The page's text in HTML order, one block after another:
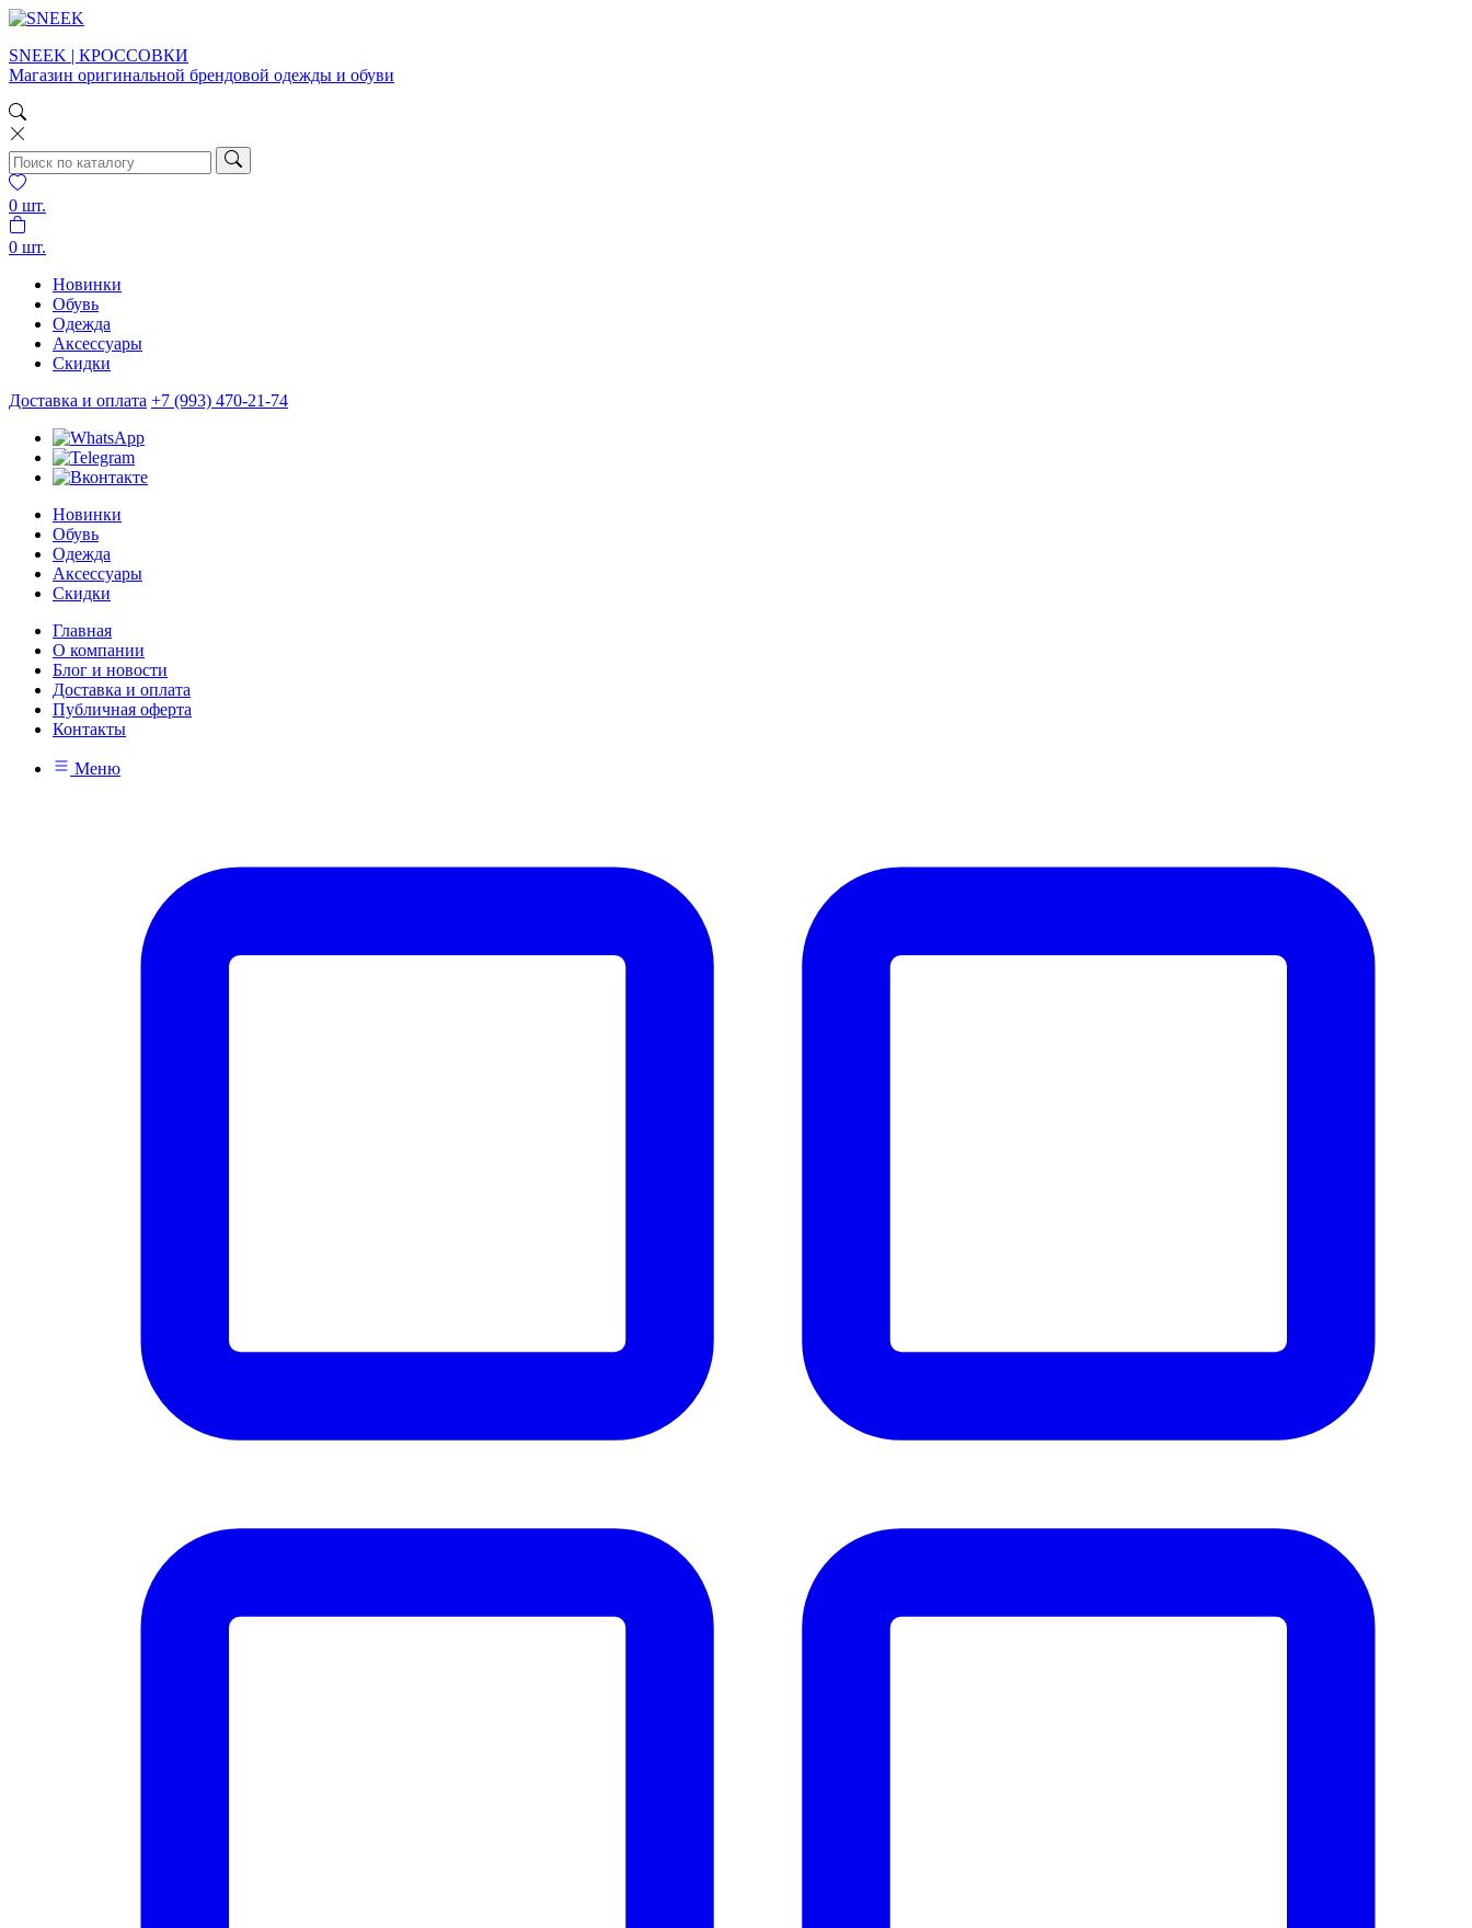
SNEEK | КРОССОВКИ
Магазин оригинальной брендовой одежды и обуви
0 шт.
0 шт.
Новинки
Обувь
Одежда
Аксессуары
Скидки
Доставка и оплата +7 (993) 470-21-74
Новинки
Обувь
Одежда
Аксессуары
Скидки
Главная
О компании
Блог и новости
Доставка и оплата
Публичная оферта
Контакты
Меню